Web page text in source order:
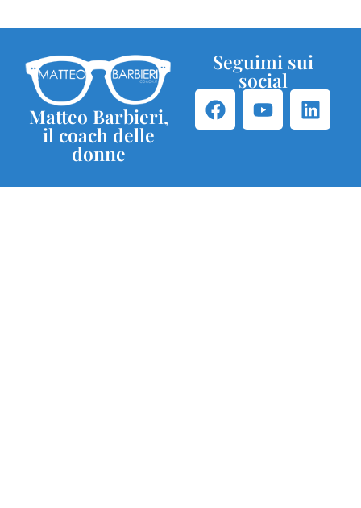
Matteo Barbieri,
il coach delle
donne
Seguimi sui
social